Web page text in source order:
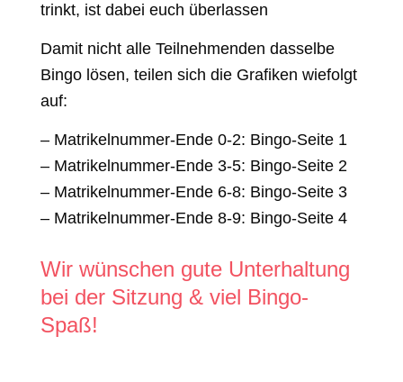
trinkt, ist dabei euch überlassen
Damit nicht alle Teilnehmenden dasselbe
Bingo lösen, teilen sich die Grafiken wiefolgt
auf:
– Matrikelnummer-Ende 0-2: Bingo-Seite 1
– Matrikelnummer-Ende 3-5: Bingo-Seite 2
– Matrikelnummer-Ende 6-8: Bingo-Seite 3
– Matrikelnummer-Ende 8-9: Bingo-Seite 4
Wir wünschen gute Unterhaltung
bei der Sitzung & viel Bingo-
Spaß!